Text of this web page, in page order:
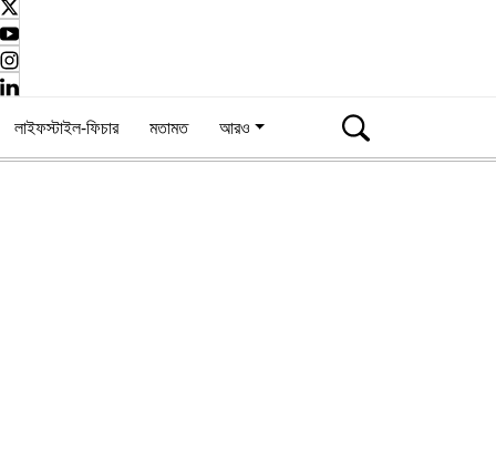
লাইফস্টাইল-ফিচার মতামত আরও